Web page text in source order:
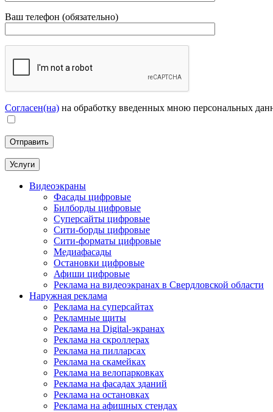
Ваш телефон (обязательно)
Согласен(на) на обработку введенных мною персональных
Услуги
Видеоэкраны
Фасады цифровые
Билборды цифровые
Суперсайты цифровые
Сити-борды цифровые
Сити-форматы цифровые
Медиафасады
Остановки цифровые
Афиши цифровые
Реклама на видеоэкранах в Свердловской области
Наружная реклама
Реклама на суперсайтах
Рекламные щиты
Реклама на Digital-экранах
Реклама на скроллерах
Реклама на пилларсах
Реклама на скамейках
Реклама на велопарковках
Реклама на фасадах зданий
Реклама на остановках
Реклама на афишных стендах